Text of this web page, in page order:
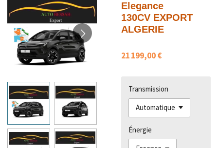
Elegance
130CV EXPORT
ALGERIE
21 199,00 €
Transmission
Énergie